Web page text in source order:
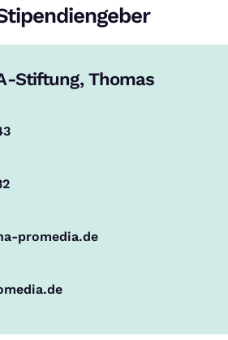
Stiftung, Thomas
promedia.de